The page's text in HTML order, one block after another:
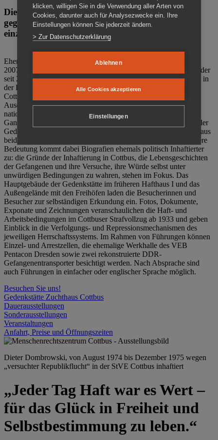
Die Gedenkstätte Zuchthaus Cottbus ist ein Ort
gegen das Vergessen. Anschaulich, nah und
einzigartig.
Ehemalige politische Häftlinge der DDR gründeten im Oktober
2007 den Verein Menschenrechtszentrum Cottbus e. V. (MRZ), der
seit 2011 Eigentümer des ehemaligen Gefängnisses (1860-2002) in
der Bautzener Straße und Träger der Gedenkstätte Zuchthaus
Cottbus ist. Im Zentrum der Arbeit der Gedenkstätte steht die
Auseinandersetzung mit politischem Unrecht während der
nationalsozialistischen Terrorherrschaft und der SED-Diktatur.
Ganzjährig zeigen mehrere Dauer- und Sonderausstellungen in der
Gedenkstätte Zuchthaus Cottbus Beispiele politischen Unrechts aus
beiden deutschen Diktaturen des 20. Jahrhunderts. Eine besondere
Bedeutung kommt dabei Biografien ehemals politisch Inhaftierter
zu: die Gründe der Inhaftierung in Cottbus, die Lebensgeschichten
der Gefangenen und ihre Versuche, ihre Würde selbst unter
unwürdigen Bedingungen zu wahren, stehen im Fokus. Das
Hauptgebäude der Gedenkstätte im früheren Hafthaus I und das
Außengelände mit den Freihöfen laden die Besucherinnen und
Besucher zur selbständigen Erkundung ein. Fotos, Dokumente,
Exponate und Zeichnungen veranschaulichen die Haft- und
Arbeitsbedingungen im Cottbuser Strafvollzug ab 1933 und geben
Einblick in die Verfolgungs- und Repressionsmechanismen des
jeweiligen Herrschaftssystems. Im Rahmen von Führungen können
Einzel- und Arrestzellen, die ehemalige Werkhalle des VEB
Pentacon Dresden sowie zwei rekonstruierte DDR-
Gefangenentransporter besichtigt werden. Nach Absprache sind
auch Führungen in einfacher oder englischer Sprache möglich.
Besuchen Sie uns!
Gedenkstätte Zuchthaus Cottbus
Dauerausstellungen
Sonderausstellungen
Veranstaltungen
Anfahrt, Preise und Öffnungszeiten
Dieter Dombrowski, von August 1974 bis Dezember 1975 wegen
„versuchter Republikflucht“ in der StVE Cottbus inhaftiert
„Jeder Tag Haft war es Wert –
für das Glück in Freiheit und
Selbstbestimmung zu leben.“
klicken, willigen Sie in die Verwendung aller Arten von
Cookies, darunter auch für Analysezwecke ein. Ihre
Einstellungen können Sie jederzeit ändern.
> Zur Datenschutzerklärung
Ablehnen
Alle Cookies akzeptieren
Einstellungen